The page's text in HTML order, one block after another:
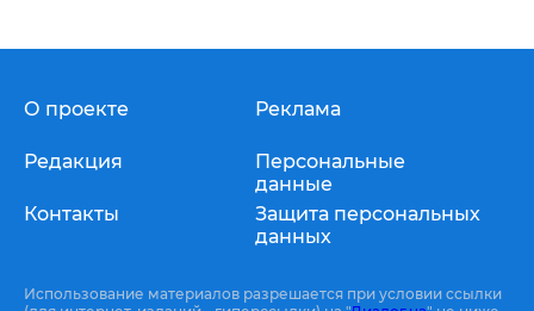
О проекте
Редакция
Контакты
Реклама
Персональные
данные
Защита персональных
данных
Использование материалов разрешается при условии ссылки